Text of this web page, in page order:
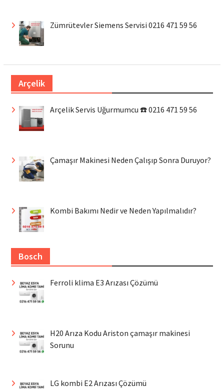
Zümrütevler Siemens Servisi 0216 471 59 56
Arçelik
Arçelik Servis Uğurmumcu ☎️ 0216 471 59 56
Çamaşır Makinesi Neden Çalışıp Sonra Duruyor?
Kombi Bakımı Nedir ve Neden Yapılmalıdır?
Bosch
Ferroli klima E3 Arızası Çözümü
H20 Arıza Kodu Ariston çamaşır makinesi
Sorunu
LG kombi E2 Arızası Çözümü